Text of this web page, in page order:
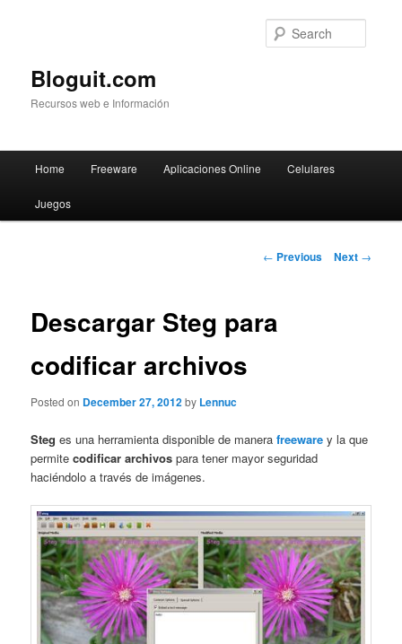
Bloguit.com
Recursos web e Información
Skip
to
Home Freeware Aplicaciones Online Celulares
Juegos
Post
← Previous Next →
Descargar Steg para
codificar archivos
Posted on December 27, 2012by Lennuc
Steg es una herramienta disponible de manerafreeware y la que
permitecodificar archivos para tener mayor seguridad
haciéndolo a través de imágenes.